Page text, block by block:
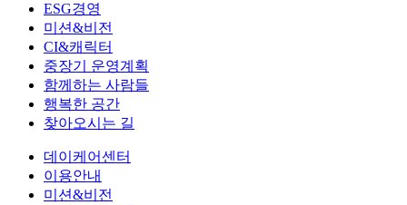
ESG경영
미션&비전
CI&캐릭터
중장기 운영계획
함께하는 사람들
행복한 공간
찾아오시는 길
데이케어센터
이용안내
미션&비전